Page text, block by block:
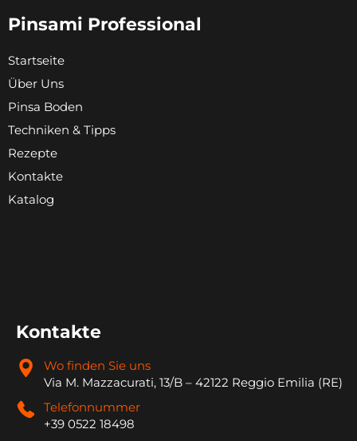
Pinsami Professional
Startseite
Über Uns
Pinsa Boden
Techniken & Tipps
Rezepte
Kontakte
Katalog
Kontakte
Wo finden Sie uns
Via M. Mazzacurati, 13/B – 42122 Reggio Emilia (RE)
Telefonnummer
+39 0522 18498